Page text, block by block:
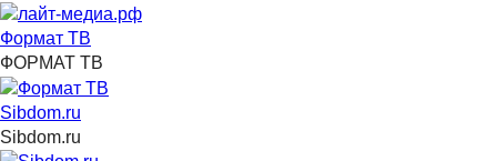
Формат ТВ
ФОРМАТ ТВ
Sibdom.ru
Sibdom.ru